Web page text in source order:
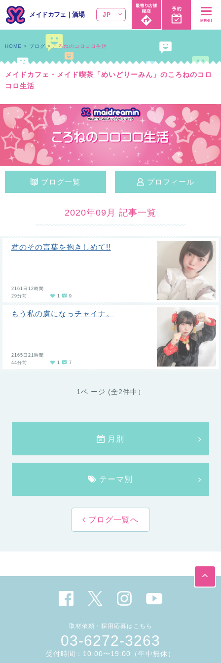
メイドカフェ ｜酒場 JP
MENU
メイドカフェ・メイド喫茶「めいどりーみん」のころねのコロ
コロ生活
HOME ブログ ころねのコロコロ生活
ブログ一覧 プロフィール
2020年09月 記事一覧
君のその言葉を抱きしめて!!
2161日12時間
29分前
1 9
もう私の虜になっチャイナ。
2165日21時間
44分前
1 7
1ペ ージ (全2件中）
月別
テーマ別
ブログ一覧へ
取材依頼・採用応募はこちら
03-6272-3263
受付時間：10:00〜19:00（年中無休）